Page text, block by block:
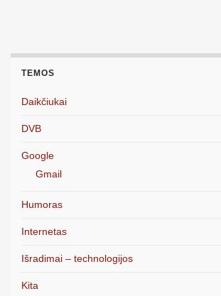
TEMOS
Daikčiukai
DVB
Google
Gmail
Humoras
Internetas
Išradimai – technologijos
Kita